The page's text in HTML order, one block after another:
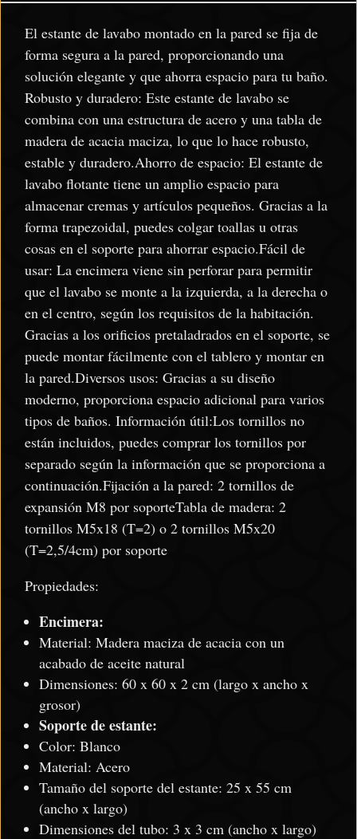
El estante de lavabo montado en la pared se fija de
forma segura a la pared, proporcionando una
solución elegante y que ahorra espacio para tu baño.
Robusto y duradero: Este estante de lavabo se
combina con una estructura de acero y una tabla de
madera de acacia maciza, lo que lo hace robusto,
estable y duradero.Ahorro de espacio: El estante de
lavabo flotante tiene un amplio espacio para
almacenar cremas y artículos pequeños. Gracias a la
forma trapezoidal, puedes colgar toallas u otras
cosas en el soporte para ahorrar espacio.Fácil de
usar: La encimera viene sin perforar para permitir
que el lavabo se monte a la izquierda, a la derecha o
en el centro, según los requisitos de la habitación.
Gracias a los orificios pretaladrados en el soporte, se
puede montar fácilmente con el tablero y montar en
la pared.Diversos usos: Gracias a su diseño
moderno, proporciona espacio adicional para varios
tipos de baños. Información útil:Los tornillos no
están incluidos, puedes comprar los tornillos por
separado según la información que se proporciona a
continuación.Fijación a la pared: 2 tornillos de
expansión M8 por soporteTabla de madera: 2
tornillos M5x18 (T=2) o 2 tornillos M5x20
(T=2,5/4cm) por soporte
Propiedades:
Encimera:
Material: Madera maciza de acacia con un
acabado de aceite natural
Dimensiones: 60 x 60 x 2 cm (largo x ancho x
grosor)
Soporte de estante:
Color: Blanco
Material: Acero
Tamaño del soporte del estante: 25 x 55 cm
(ancho x largo)
Dimensiones del tubo: 3 x 3 cm (ancho x largo)